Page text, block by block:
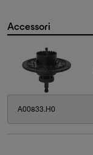
Accessori
A00833.H0